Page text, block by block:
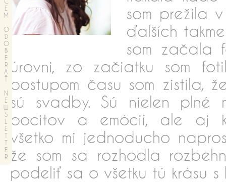
som prežila
ďalších
som začala
úrovni, zo začiatku som
postupom času som zistila,
sú svadby. Sú nielen plné
pocitov a emócií, ale aj
všetko mi jednoducho
že som sa rozhodla
podeliť sa o všetku tú krásu s
E
M
O
D
O
B
E
R
A
Ť
N
E
W
S
E
T
T
E
R